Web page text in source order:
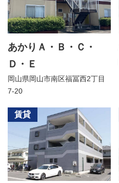
あかりＡ・Ｂ・Ｃ・
Ｄ・Ｅ
岡山県岡山市南区福冨西2丁目
7-20
賃貸